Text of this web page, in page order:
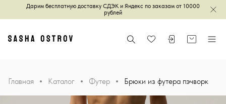
Дарим бесплатную доставку СДЭК и Яндекс по заказам от 10000
рублей
Главная Поиск ИзбранноеВойти илиКорзинаМеню
Главная Каталог Футер Брюки из футера пэчворк